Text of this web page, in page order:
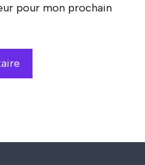
pour mon prochain